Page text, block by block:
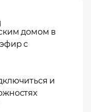
домом в
с
и